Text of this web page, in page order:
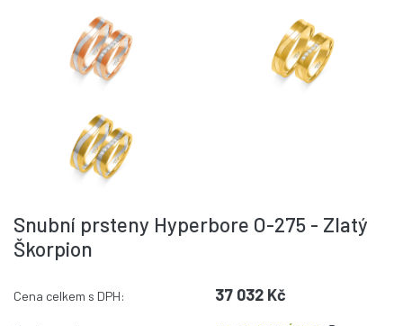
Snubní prsteny Hyperbore O-275 - Zlatý
Škorpion
Cena celkem s DPH: 37 032 Kč